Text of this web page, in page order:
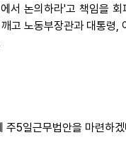
논의하라'고 책임을
고 노동부장관과 대통령,
5일근무법안을 마련하